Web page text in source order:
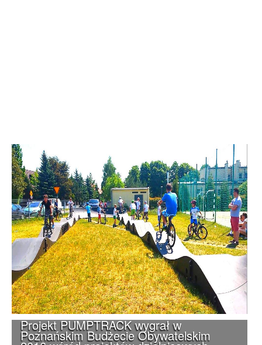
Projekt PUMPTRACK wygrał w
Poznańskim Budżecie Obywatelskim